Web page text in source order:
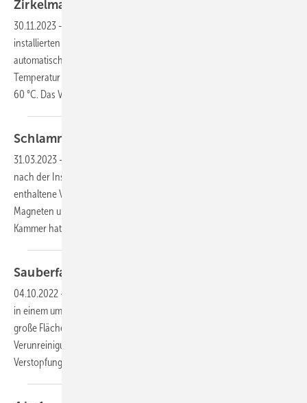
Zirkelmaster
30.11.2023 -
installierten Zirkulationsventil der Serie 116 von ­Caleffi wird durch
automatische Regelung der Durchflussmenge die eingestellte
Temperatur sichergestellt. Der Einstellbereich liegt zwischen 35 und
60 °C. Das Ventil bietet zudem eine Funktion
Schlammschlacht
31.03.2023 -
nach der Installation unter dem Heizkessel mechanisch im System
enthaltene Verunreinigungen über einen Netzfilter, einen Neodym-
Magneten und eine Sammelkammer für schwerere Partikel ab. Die
Kammer hat Kontrollöffnungen in Form von
Sauberfang
04.10.2022 -
in einem umlaufenden System beim ersten Durchfluss ab. Durch die
große Fläche des Schmutzfängers und die Trennung von
Verunreinigungen vor dem Schmutzfänger wird auch das Problem der
Verstopfung des Schmutzfängergewebes auf ein